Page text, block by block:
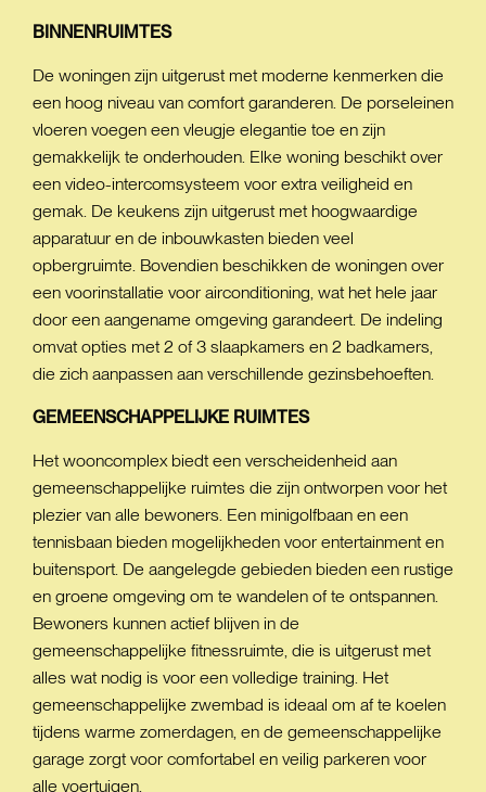
BINNENRUIMTES
De woningen zijn uitgerust met moderne kenmerken die
een hoog niveau van comfort garanderen. De porseleinen
vloeren voegen een vleugje elegantie toe en zijn
gemakkelijk te onderhouden. Elke woning beschikt over
een video-intercomsysteem voor extra veiligheid en
gemak. De keukens zijn uitgerust met hoogwaardige
apparatuur en de inbouwkasten bieden veel
opbergruimte. Bovendien beschikken de woningen over
een voorinstallatie voor airconditioning, wat het hele jaar
door een aangename omgeving garandeert. De indeling
omvat opties met 2 of 3 slaapkamers en 2 badkamers,
die zich aanpassen aan verschillende gezinsbehoeften.
GEMEENSCHAPPELIJKE RUIMTES
Het wooncomplex biedt een verscheidenheid aan
gemeenschappelijke ruimtes die zijn ontworpen voor het
plezier van alle bewoners. Een minigolfbaan en een
tennisbaan bieden mogelijkheden voor entertainment en
buitensport. De aangelegde gebieden bieden een rustige
en groene omgeving om te wandelen of te ontspannen.
Bewoners kunnen actief blijven in de
gemeenschappelijke fitnessruimte, die is uitgerust met
alles wat nodig is voor een volledige training. Het
gemeenschappelijke zwembad is ideaal om af te koelen
tijdens warme zomerdagen, en de gemeenschappelijke
garage zorgt voor comfortabel en veilig parkeren voor
alle voertuigen.